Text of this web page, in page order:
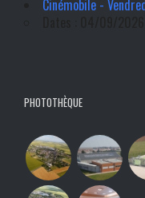
Cinémobile -
PHOTOTHÈQUE